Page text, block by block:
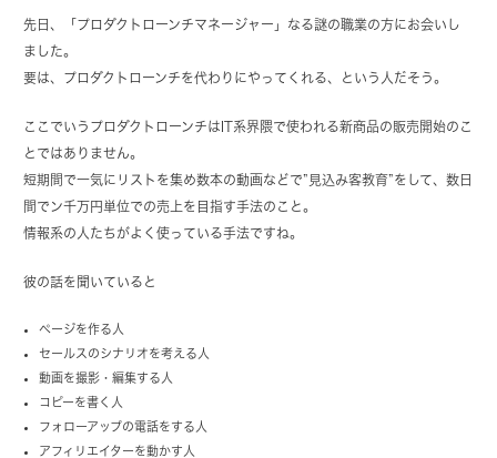
先日、「プロダクトローンチマネージャー」なる謎の職業の方にお会いし
ました。
要は、プロダクトローンチを代わりにやってくれる、という人だそう。
ここでいうプロダクトローンチはIT系界隈で使われる新商品の販売開始のこ
とではありません。
短期間で一気にリストを集め数本の動画などで”見込み客教育”をして、数日
間でン千万円単位での売上を目指す手法のこと。
情報系の人たちがよく使っている手法ですね。
彼の話を聞いていると
ページを作る人
セールスのシナリオを考える人
動画を撮影・編集する人
コピーを書く人
フォローアップの電話をする人
アフィリエイターを動かす人